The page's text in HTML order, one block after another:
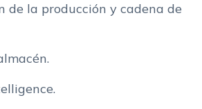
de la producción y cadena de